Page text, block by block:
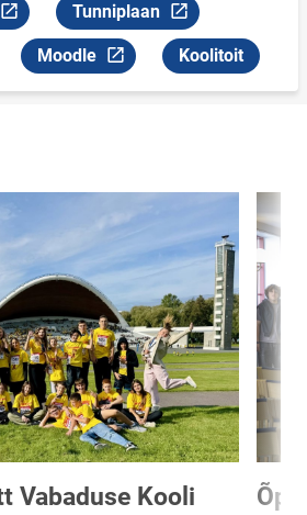
uuel leheküljel
Tunniplaan
Link avaneb uuel leheküljel
leheküljel
Moodle
Link avaneb uuel leheküljel
Koolitoit
Vabaduse Kooli